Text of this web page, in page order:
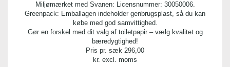
Miljømærket med Svanen: Licensnummer: 30050006.
Greenpack: Emballagen indeholder genbrugsplast, så du kan
købe med god samvittighed.
Gør en forskel med dit valg af toiletpapir – vælg kvalitet og
bæredygtighed!
Pris pr. sæk 296,00
kr. excl. moms